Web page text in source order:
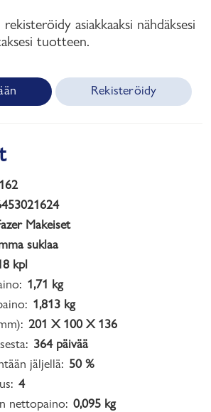
asiakkaaksi nähdäksesi
tuotteen.
Rekisteröidy
Makeiset
suklaa
kpl
1,71 kg
1,813 kg
201 X 100 X 136
364 päivää
jäljellä: 50 %
4
nettopaino: 0,095 kg